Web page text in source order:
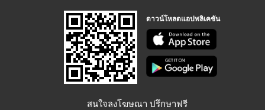
ดาวน์โหลดแอปพลิเคชัน
สนใจลงโฆษณา ปรึกษาฟรี